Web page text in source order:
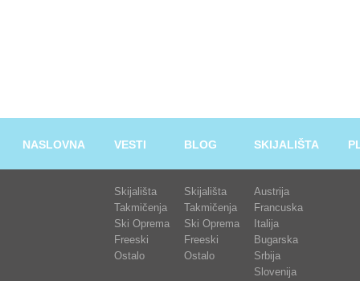
NASLOVNA VESTI
Skijališta
Takmičenja
Ski Oprema
Freeski
Ostalo
BLOG
Skijališta
Takmičenja
Ski Oprema
Freeski
Ostalo
SKIJALIŠTA
Austrija
Francuska
Italija
Bugarska
Srbija
Slovenija